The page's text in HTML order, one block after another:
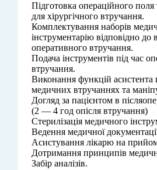
Підготовка операційного поля
для хірургічного втручання.
Комплектування наборів
інструментарію відповідно до
оперативного втручання.
Подача інструментів під час
втручання.
Виконання функцій асистента
медичних втручаннях та
Догляд за пацієнтом в
(2 — 4 год опісля втручання)
Стерилізація медичного
Ведення медичної
Асистування лікарю на
Дотримання принципів
Забір аналізів.